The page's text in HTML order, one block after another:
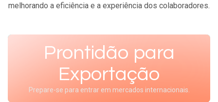
melhorando a eficiência e a experiência dos colaboradores.​
Prontidão para
Exportação
Prepare-se para entrar em mercados internacionais.